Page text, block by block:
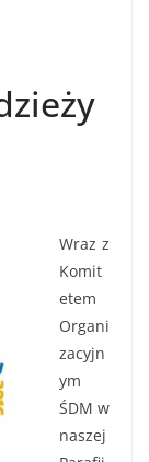
Wraz z
Komit
etem
Organi
zacyjn
ym
ŚDM w
naszej